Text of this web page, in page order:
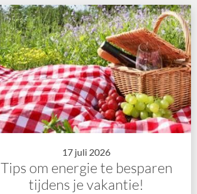
17 juli 2026
Tips om energie te besparen
tijdens je vakantie!